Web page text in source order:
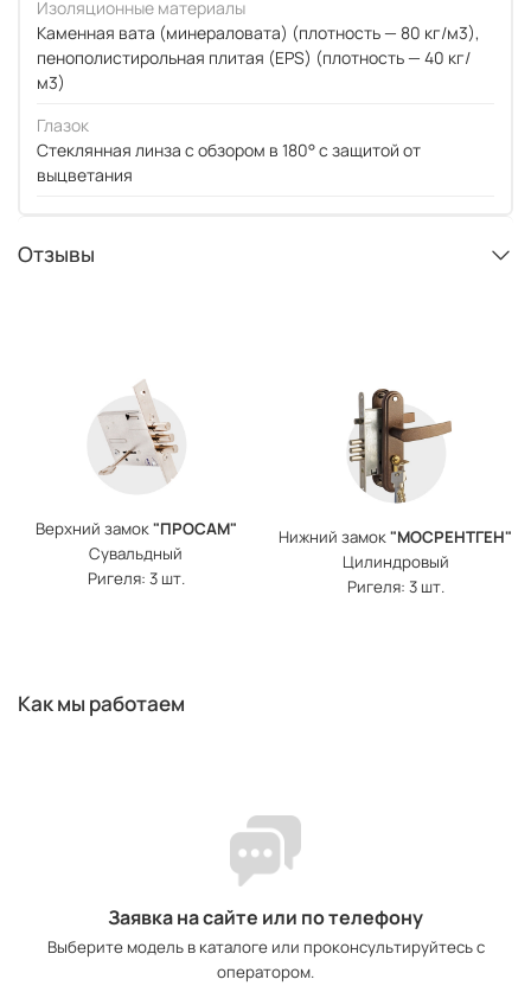
Изоляционные материалы
Каменная вата (минераловата) (плотность — 80 кг/м3),
пенополистирольная плитая (EPS) (плотность — 40 кг/
м3)
Глазок
Стеклянная линза с обзором в 180° с защитой от
выцветания
Отзывы
Верхний замок"ПРОСАМ"
Сувальдный
Ригеля: 3 шт.
Нижний замок"МОСРЕНТГЕН"
Цилиндровый
Ригеля: 3 шт.
Как мы работаем
Заявка на сайте или по телефону
Выберите модель в каталоге или проконсультируйтесь с
оператором.